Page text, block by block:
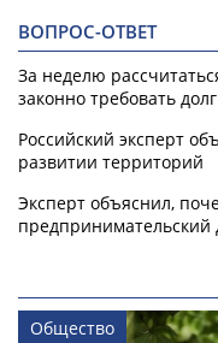
ВОПРОС-ОТВЕТ
За неделю
законно требовать
Российский эксперт
развитии территорий
Эксперт объяснил,
предпринимательский
Общество